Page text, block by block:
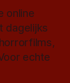
online
dagelijks
echte